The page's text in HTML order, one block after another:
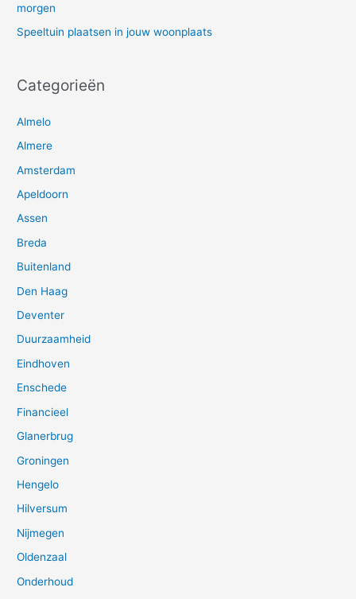
morgen
Speeltuin plaatsen in jouw woonplaats
Categorieën
Almelo
Almere
Amsterdam
Apeldoorn
Assen
Breda
Buitenland
Den Haag
Deventer
Duurzaamheid
Eindhoven
Enschede
Financieel
Glanerbrug
Groningen
Hengelo
Hilversum
Nijmegen
Oldenzaal
Onderhoud